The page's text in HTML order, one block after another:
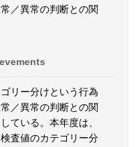
／異常の判断との関
リー分けという行為
／異常の判断との関
ている。本年度は、
査値のカテゴリー分